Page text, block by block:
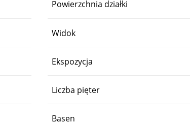
Powierzchnia działki
Widok
Ekspozycja
Liczba pięter
Basen